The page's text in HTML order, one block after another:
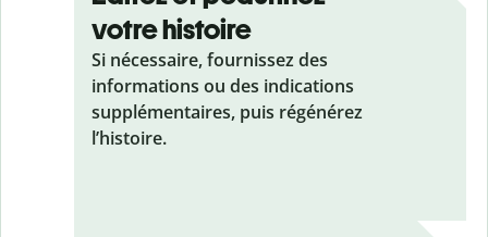
votre histoire
Si nécessaire, fournissez des
informations ou des indications
supplémentaires, puis régénérez
l’histoire.